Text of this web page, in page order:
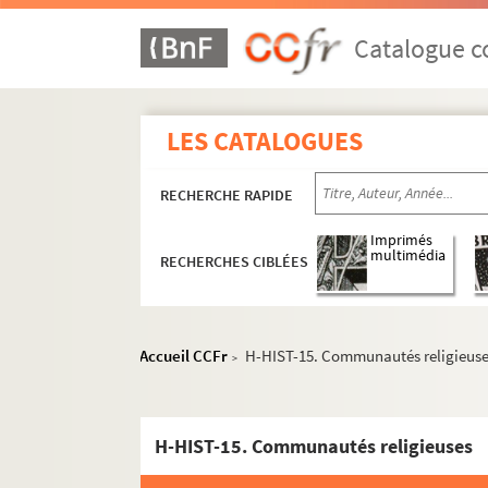
Catalogue
LES CATALOGUES
RECHERCHE RAPIDE
RECHERCHES CIBLÉES
Imprimés
multimédia
Accueil CCFr > H-HIST-15. Communautés
H-HIST-15. Communautés religieuses